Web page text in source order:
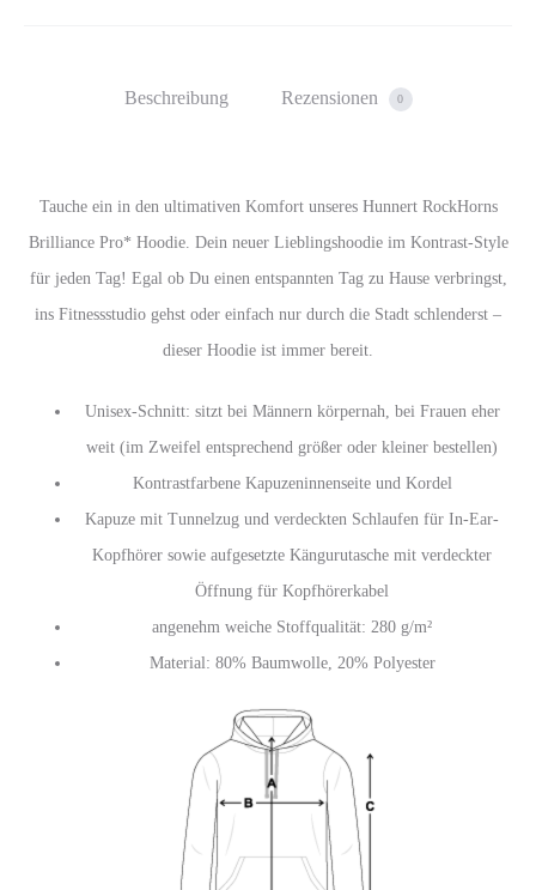
Beschreibung Rezensionen 0
Tauche ein in den ultimativen Komfort unseres Hunnert RockHorns
Brilliance Pro* Hoodie. Dein neuer Lieblingshoodie im Kontrast-Style
für jeden Tag! Egal ob Du einen entspannten Tag zu Hause verbringst,
ins Fitnessstudio gehst oder einfach nur durch die Stadt schlenderst –
dieser Hoodie ist immer bereit.
Unisex-Schnitt: sitzt bei Männern körpernah, bei Frauen eher
weit (im Zweifel entsprechend größer oder kleiner bestellen)
Kontrastfarbene Kapuzeninnenseite und Kordel
Kapuze mit Tunnelzug und verdeckten Schlaufen für In-Ear-
Kopfhörer sowie aufgesetzte Kängurutasche mit verdeckter
Öffnung für Kopfhörerkabel
angenehm weiche Stoffqualität: 280 g/m²
Material: 80% Baumwolle, 20% Polyester